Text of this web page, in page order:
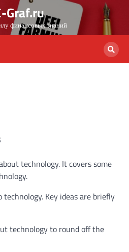
Graf.ru
финансовых знаний
technology. It covers some
Key ideas are briefly
technology to round off the